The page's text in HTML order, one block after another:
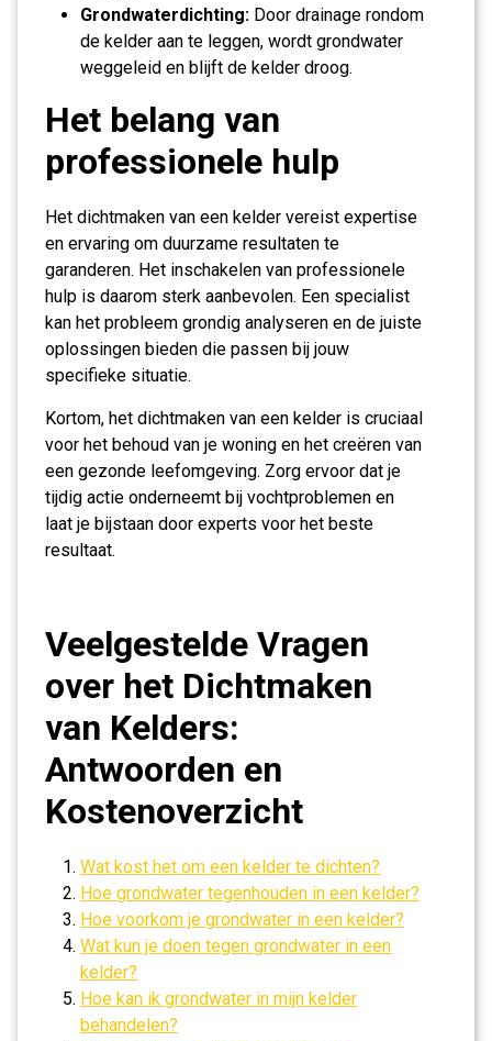
Grondwaterdichting: Door drainage rondom
de kelder aan te leggen, wordt grondwater
weggeleid en blijft de kelder droog.
Het belang van
professionele hulp
Het dichtmaken van een kelder vereist expertise
en ervaring om duurzame resultaten te
garanderen. Het inschakelen van professionele
hulp is daarom sterk aanbevolen. Een specialist
kan het probleem grondig analyseren en de juiste
oplossingen bieden die passen bij jouw
specifieke situatie.
Kortom, het dichtmaken van een kelder is cruciaal
voor het behoud van je woning en het creëren van
een gezonde leefomgeving. Zorg ervoor dat je
tijdig actie onderneemt bij vochtproblemen en
laat je bijstaan door experts voor het beste
resultaat.
Veelgestelde Vragen
over het Dichtmaken
van Kelders:
Antwoorden en
Kostenoverzicht
Wat kost het om een kelder te dichten?
Hoe grondwater tegenhouden in een kelder?
Hoe voorkom je grondwater in een kelder?
Wat kun je doen tegen grondwater in een
kelder?
Hoe kan ik grondwater in mijn kelder
behandelen?